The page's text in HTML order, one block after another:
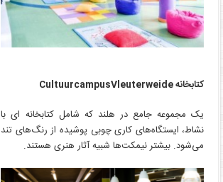
CultuurcampusVleuterweideکتابخانه
یک مجموعه جامع در هلند که شامل کتابخانه ای با
نشاط، ایستگاه‌های کاری چوبی پوشیده از رنگ‌های تند
می‌شود. بیشتر نیمکت‌ها شبیه آثار هنری هستند.